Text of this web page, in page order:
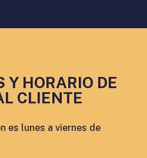
Y HORARIO DE
CLIENTE
es lunes a viernes de